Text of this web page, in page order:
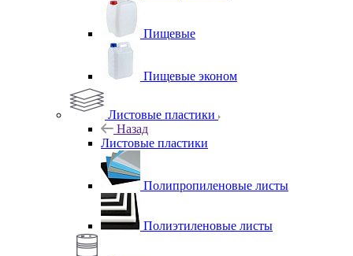
Пищевые
Пищевые эконом
Листовые пластики
Назад
Листовые пластики
Полипропиленовые листы
Полиэтиленовые листы